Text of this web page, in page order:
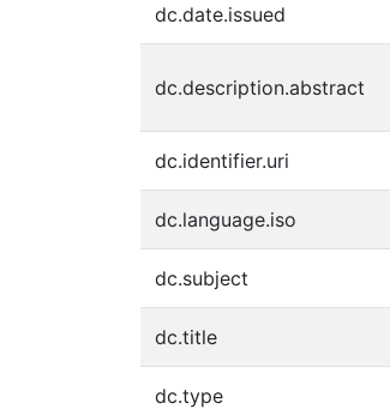
dc.date.issued
dc.description.abstract
dc.identifier.uri
dc.language.iso
dc.subject
dc.title
dc.type